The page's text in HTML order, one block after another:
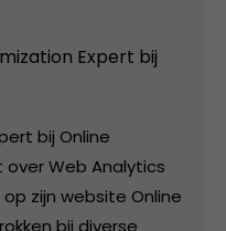
Expert bij
bij Online
Web Analytics
zijn website Online